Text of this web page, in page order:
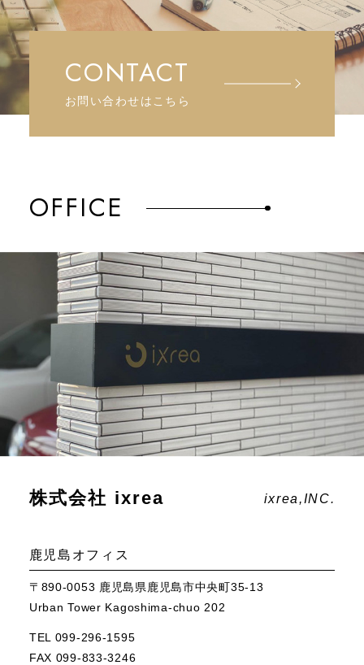
CONTACT
お問い合わせはこちら
OFFICE
株式会社 ixrea ixrea,INC.
鹿児島オフィス
〒890-0053 鹿児島県鹿児島市中央町35-13
Urban Tower Kagoshima-chuo 202
TEL 099-296-1595
FAX 099-833-3246